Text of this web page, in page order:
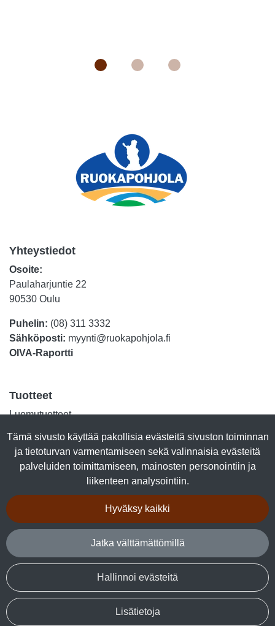
Tämä sivusto käyttää pakollisia evästeitä sivuston toiminnan
ja tietoturvan varmentamiseen sekä valinnaisia evästeitä
palveluiden toimittamiseen, mainosten personointiin ja
liikenteen analysointiin.
Hyväksy kaikki
Jatka välttämättömillä
Hallinnoi evästeitä
Lisätietoja
Yhteystiedot
Osoite:
Paulaharjuntie 22
90530 Oulu
Puhelin: (08) 311 3332
Sähköposti: myynti@ruokapohjola.fi
OIVA-Raportti
Tuotteet
Luomutuotteet
Kalasäilykkeet
Marjajalosteet
Talkkuna & Hunaja
Kuivalihat
Tuotepaketit
Seuraa sosiaalisessa mediassa